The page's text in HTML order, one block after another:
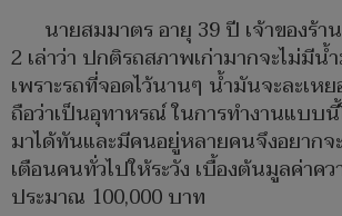
นายสมมาตร อายุ 39 ปี เจ้าของร้า
2 เล่าว่า ปกติรถสภาพเก่ามากจะไม่มี
เพราะรถที่จอดไว้นานๆ น้ำมันจะละเห
ถือว่าเป็นอุทาหรณ์ ในการทำงานแบบ
มาได้ทันและมีคนอยู่หลายคนจึงอยากจ
เตือนคนทั่วไปให้ระวัง เบื้องต้นมูลค่าค
ประมาณ 100,000 บาท